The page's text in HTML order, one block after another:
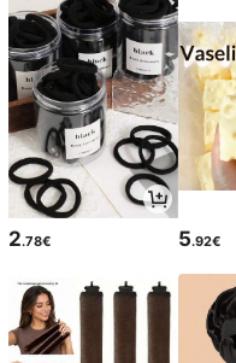
2.78€ 5.92€